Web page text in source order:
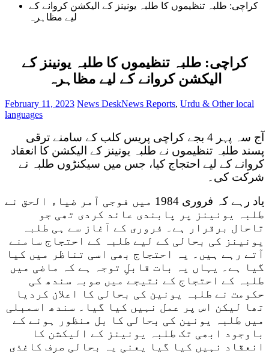
کراچی: طلبہ تنظیموں کا طلبہ یونینز کے الیکشن کروانے کے
لیے مظاہرہ
کراچی: طلبہ تنظیموں کا طلبہ یونینز کے
الیکشن کروانے کے لیے مظاہرہ
February 11, 2023 News DeskNews Reports, Urdu & Other local
languages
پسند طلبہ تنظیموں نے طلبہ یونینز کے الیکشن کا انعقاد
کروانے کے لیے احتجاج کیا، جس میں سیکنڑوں طلبہ نے
شرکت کی۔
یاد رہے کہ فروری 1984 میں فوجی آمر ضیاء الحق نے
طلبہ یونینز پر پابندی عائد کردی تھی جو
تاحال برقرار ہے۔ فروری کے آغاز سے ہی طلبہ
یونینز کی بحالی کے لیے طلبہ کے احتجاج سامنے
آتے رہے ہیں۔ یہ احتجاج بھی اسی تناظر میں کیا
گیا ہے۔ یہاں یہ بات قابلِ توجہ ہے کہ ماضی میں
طلبہ کے احتجاج کے نتیجے میں صوبہ سندھ کی
حکومت نے طلبہ یونین کی بحالی کا اعلان کردیا
تھا لیکن اس پر عمل نہیں کیا گیا۔ سندھ اسمبلی
میں طلبہ یونین کی بحالی کا بل منظور ہونے کے
باوجود ابھی تک طلبہ یونینز کے الیکشن کا
انعقاد نہیں کیا گیا یعنی یہ بحالی صرف کاغذی